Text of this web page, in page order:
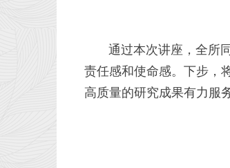
通过本次讲座，全所同
责任感和使命感。下步，
高质量的研究成果有力服